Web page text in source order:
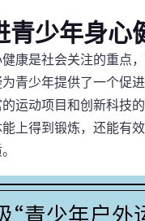
青少年身心
康是社会关注的重点
青少年提供了一个促
运动项目和创新科技
上得到锻炼，还能有效